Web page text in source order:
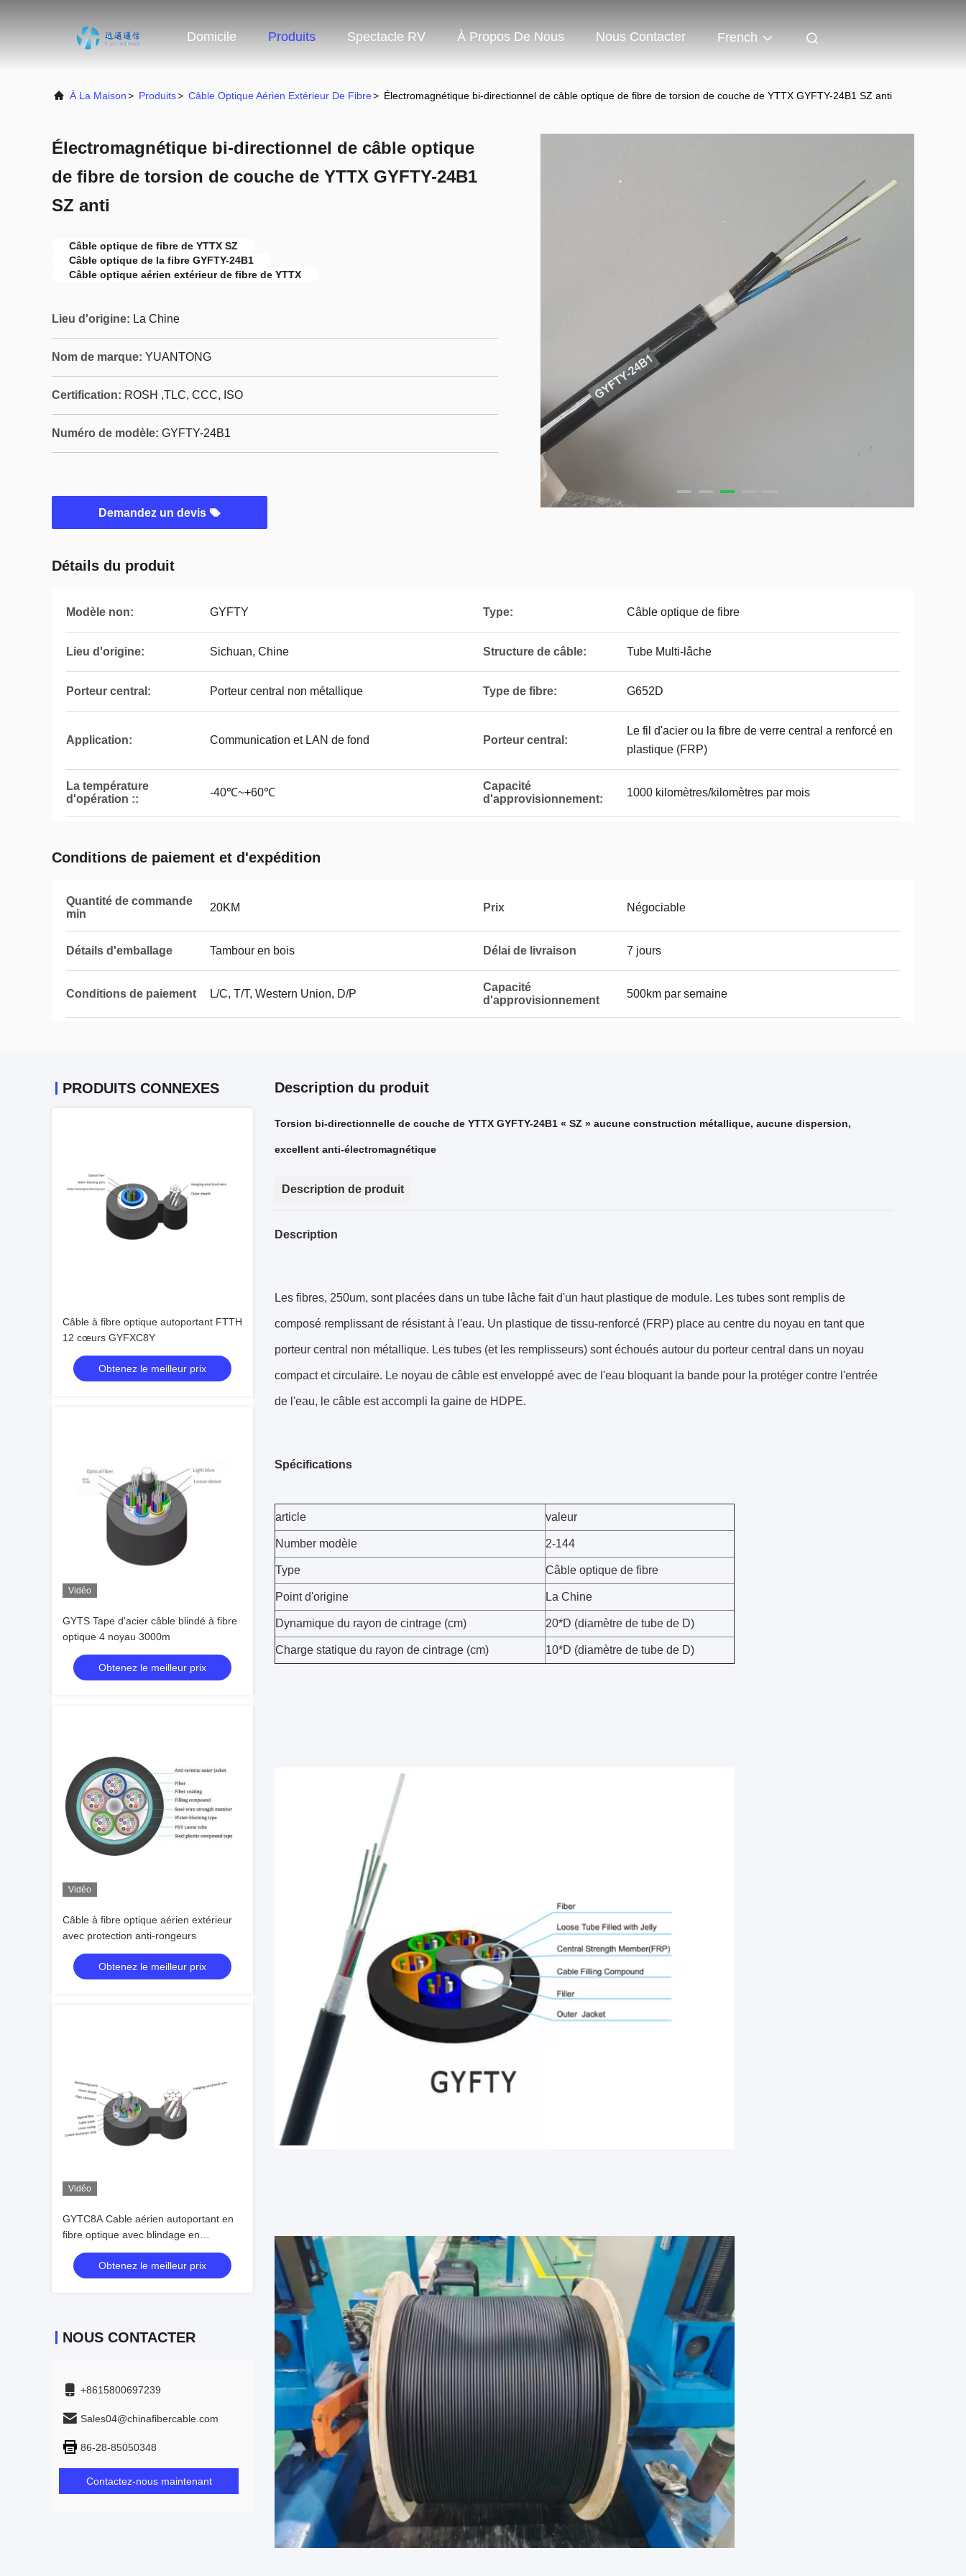
Domicile Produits Spectacle RV À Propos De Nous Nous Contacter French
À La Maison> Produits> Câble Optique Aérien Extérieur De Fibre> Électromagnétique bi-directionnel de câble optique de fibre de torsion de couche de YTTX GYFTY-24B1 SZ anti
Électromagnétique bi-directionnel de câble optique
de fibre de torsion de couche de YTTX GYFTY-24B1
SZ anti
Câble optique de fibre de YTTX SZ
Câble optique de la fibre GYFTY-24B1
Câble optique aérien extérieur de fibre de YTTX
Lieu d'origine: La Chine
Nom de marque: YUANTONG
Certification: ROSH ,TLC, CCC, ISO
Numéro de modèle: GYFTY-24B1
Demandez un devis
Détails du produit
Modèle non: GYFTY Type: Câble optique de fibre
Lieu d'origine: Sichuan, Chine Structure de câble: Tube Multi-lâche
Porteur central: Porteur central non métallique Type de fibre: G652D
Application: Communication et LAN de fond Porteur central:
Le fil d'acier ou la fibre de verre central a renforcé en
plastique (FRP)
La température
d'opération ::
-40℃~+60℃
Capacité
d'approvisionnement:
1000 kilomètres/kilomètres par mois
Conditions de paiement et d'expédition
Quantité de commande
min
20KM Prix Négociable
Détails d'emballage Tambour en bois Délai de livraison 7 jours
Conditions de paiement L/C, T/T, Western Union, D/P
Capacité
d'approvisionnement
500km par semaine
PRODUITS CONNEXES
Câble à fibre optique autoportant FTTH
12 cœurs GYFXC8Y
Obtenez le meilleur prix
Vidéo
GYTS Tape d'acier câble blindé à fibre
optique 4 noyau 3000m
Obtenez le meilleur prix
Vidéo
Câble à fibre optique aérien extérieur
avec protection anti-rongeurs
Obtenez le meilleur prix
Vidéo
GYTC8A Cable aérien autoportant en
fibre optique avec blindage en
aluminium
Obtenez le meilleur prix
NOUS CONTACTER
+8615800697239
Sales04@chinafibercable.com
86-28-85050348
Contactez-nous maintenant
Description du produit
Torsion bi-directionnelle de couche de YTTX GYFTY-24B1 « SZ » aucune construction métallique, aucune dispersion,
excellent anti-électromagnétique
Description de produit
Description
Les fibres, 250um, sont placées dans un tube lâche fait d'un haut plastique de module. Les tubes sont remplis de
composé remplissant de résistant à l'eau. Un plastique de tissu-renforcé (FRP) place au centre du noyau en tant que
porteur central non métallique. Les tubes (et les remplisseurs) sont échoués autour du porteur central dans un noyau
compact et circulaire. Le noyau de câble est enveloppé avec de l'eau bloquant la bande pour la protéger contre l'entrée
de l'eau, le câble est accompli la gaine de HDPE.
Spécifications
article valeur
Number modèle 2-144
Type Câble optique de fibre
Point d'origine La Chine
Dynamique du rayon de cintrage (cm) 20*D (diamètre de tube de D)
Charge statique du rayon de cintrage (cm) 10*D (diamètre de tube de D)